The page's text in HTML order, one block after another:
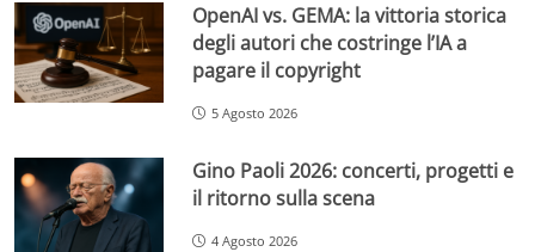
OpenAI vs. GEMA: la vittoria storica
degli autori che costringe l’IA a
pagare il copyright
5 Agosto 2026
Gino Paoli 2026: concerti, progetti e
il ritorno sulla scena
4 Agosto 2026